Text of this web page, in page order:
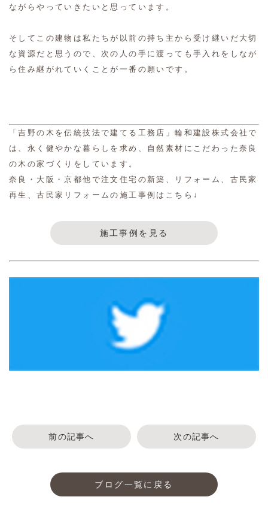
ながらやっていきたいと思っています。
そしてこの建物は私たちが以前の持ち主から受け継いだ大切
な資源だと思うので、次の人の手に渡っても手入れをしなが
ら住み継がれていくことが一番の願いです。
「吉野の木を伝統技法で建てる工務店」輪和建設株式会社で
は、永く健やかな暮らしを求め、自然素材にこだわった奈良
の木の家づくりをしています。
奈良・大阪・京都他で注文住宅の新築、リフォーム、古民家
再生、古民家リフォームの施工事例はこちら↓
施工事例を見る
前の記事へ 次の記事へ
ブログ一覧に戻る